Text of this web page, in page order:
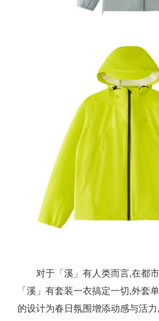
对于「溪」有人类而言,在都
「溪」有套装一衣搞定一切,外套
的设计为春日氛围增添动感与活